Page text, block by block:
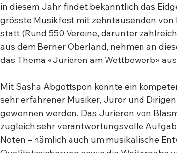
in diesem Jahr findet bekanntlich das
grösste Musikfest mit zehntausenden
statt (Rund 550 Vereine, darunter
aus dem Berner Oberland, nehmen an
das Thema «Jurieren am Wettbewerb»
Mit Sasha Abgottspon konnte ein
sehr erfahrener Musiker, Juror und
gewonnen werden. Das Jurieren von
zugleich sehr verantwortungsvolle
Noten – nämlich auch um musikalische